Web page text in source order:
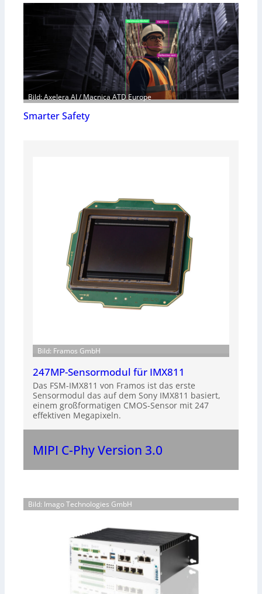
Bild: Axelera AI / Macnica ATD Europe
Smarter Safety
Bild: Framos GmbH
247MP-Sensormodul für IMX811
Das FSM-IMX811 von Framos ist das erste
Sensormodul das auf dem Sony IMX811 basiert,
einem großformatigen CMOS-Sensor mit 247
effektiven Megapixeln.
MIPI C-Phy Version 3.0
Bild: Imago Technologies GmbH